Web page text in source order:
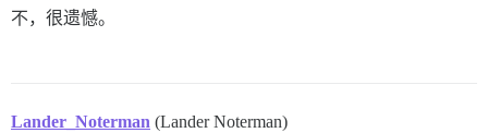
不，很遗憾。
Lander_Noterman (Lander Noterman)